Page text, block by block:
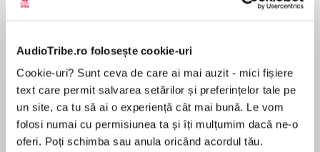
AudioTribe.ro folosește cookie-uri
Cookie-uri? Sunt ceva de care ai mai auzit - mici fișiere
text care permit salvarea setărilor și preferințelor tale pe
un site, ca tu să ai o experiență cât mai bună. Le vom
folosi numai cu permisiunea ta și îți mulțumim dacă ne-o
oferi. Poți schimba sau anula oricând acordul tău.
Elita de Argint (Elita
Diavolul se îmbracă de
Migdală